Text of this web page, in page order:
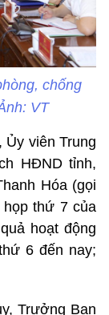
chống
VT
viên Trung
HĐND tỉnh,
Hóa (gọi
thứ 7 của
hoạt động
6 đến nay;
Trưởng Ban